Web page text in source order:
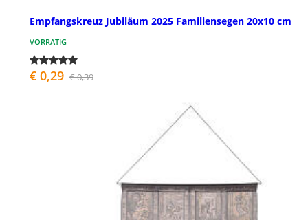
Empfangskreuz Jubiläum 2025 Familiensegen 20x10 cm
VORRÄTIG
€ 0,29 € 0,39